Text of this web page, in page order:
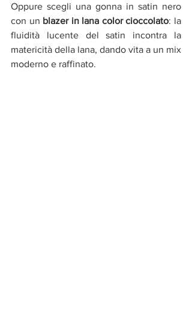
Oppure scegli una gonna in satin nero
con un blazer in lana color cioccolato: la
fluidità lucente del satin incontra la
matericità della lana, dando vita a un mix
moderno e raffinato.